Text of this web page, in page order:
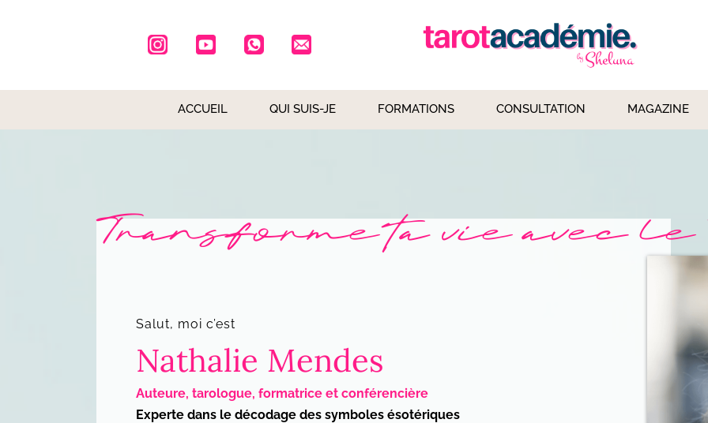
ACCUEIL QUI SUIS-JE FORMATIONS CONSULTATION MAGAZINE
Transforme ta vie avec le
Salut, moi c’est
Nathalie Mendes
Auteure, tarologue, formatrice et conférencière
Experte dans le décodage des symboles ésotériques